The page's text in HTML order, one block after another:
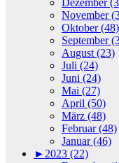
Dezember
November
Oktober (48)
September
August (23)
Juli (24)
Juni (24)
Mai (27)
April (50)
März (48)
Februar (48)
Januar (46)
►2023 (22)